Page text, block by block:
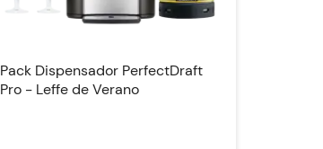
Pack Dispensador PerfectDraft
Pro - Leffe de Verano